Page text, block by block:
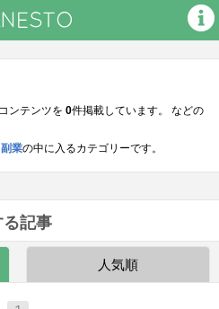
ンテンツを 0件掲載しています。 などの
副業の中に入るカテゴリーです。
記事
人気順